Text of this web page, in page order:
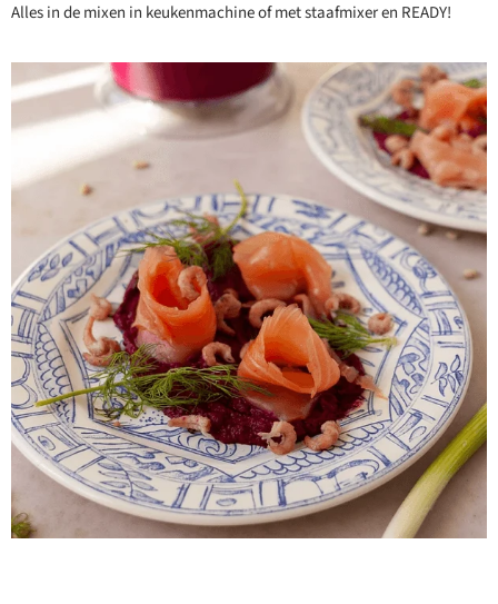
Alles in de mixen in keukenmachine of met staafmixer en READY!